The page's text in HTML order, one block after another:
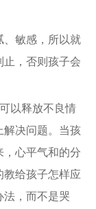
、敏感，所以就
止，否则孩子会
以释放不良情
解决问题。当孩
，心平气和的分
教给孩子怎样应
法，而不是哭